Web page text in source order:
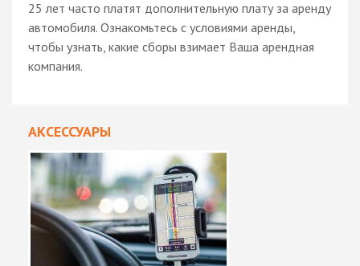
25 лет часто платят дополнительную плату за аренду
автомобиля. Ознакомьтесь с условиями аренды,
чтобы узнать, какие сборы взимает Ваша арендная
компания.
АКСЕССУАРЫ